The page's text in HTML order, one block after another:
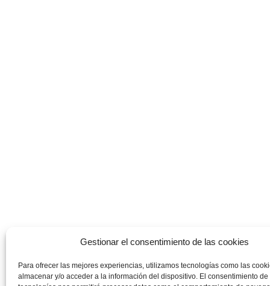
Gestionar el consentimiento de las cookies
Para ofrecer las mejores experiencias, utilizamos tecnologías como las
almacenar y/o acceder a la información del dispositivo. El consentimiento de